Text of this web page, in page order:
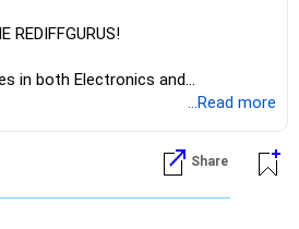
reviewed for exit and consolidation.
all four on one day blindly. Check
As Non-Performing
REDIFFGURUS!
in both Electronics and
and Information Technology
Given that the field is
must be ready to accept various
Additionally, consider pursuing
...Read more
Share